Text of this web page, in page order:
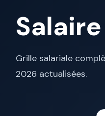
Grille salariale
2026 actualisées.